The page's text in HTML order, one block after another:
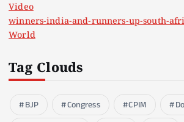
Video
winners-india-and-runners-up-south-
World
Tag Clouds
BJP Congress CPIM